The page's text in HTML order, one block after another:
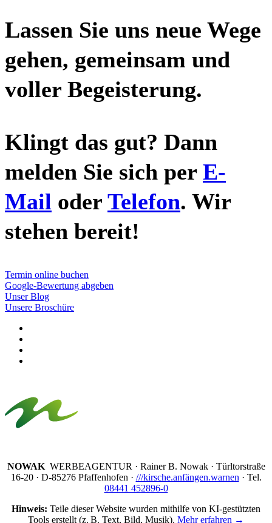
Lassen Sie uns neue Wege
gehen, gemeinsam und
voller Begeisterung.
Klingt das gut? Dann
melden Sie sich per E-
Mail oder Telefon. Wir
stehen bereit!
Termin online buchen
Google-Bewertung abgeben
Unser Blog
Unsere Broschüre
NOWAKWERBEAGENTUR · Rainer B. Nowak · Türltorstraße
16-20 · D-85276 Pfaffenhofen · ///kirsche.anfängen.warnen · Tel.
08441 452896-0
Hinweis: Teile dieser Website wurden mithilfe von KI-gestützten
Tools erstellt (z. B. Text, Bild, Musik). Mehr erfahren →